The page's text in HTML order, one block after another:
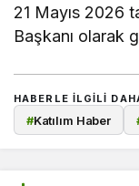
21 Mayıs 2026
Başkanı olarak
HABERLE ILGILI
#Katılım Haber